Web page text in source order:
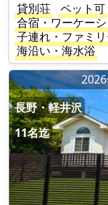
貸別荘
ペット可
合宿・ワーケー
子連れ・ファミ
海沿い・海水浴
長野・軽井沢
11名迄